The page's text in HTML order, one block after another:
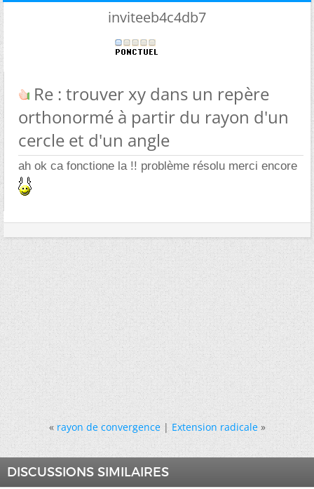
inviteeb4c4db7
Re : trouver xy dans un repère
orthonormé à partir du rayon d'un
cercle et d'un angle
ah ok ca fonctione la !! problème résolu merci encore
« rayon de convergence|Extension radicale »
DISCUSSIONS SIMILAIRES